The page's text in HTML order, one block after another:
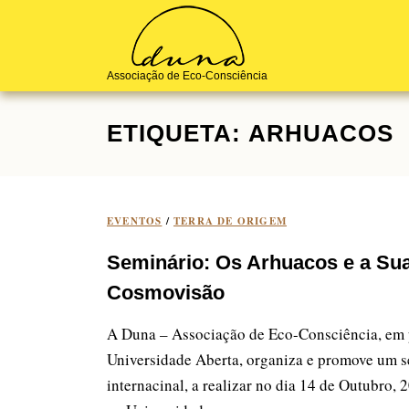
Associação de Eco-Consciência
ETIQUETA: ARHUACOS
EVENTOS /TERRA DE ORIGEM
Seminário: Os Arhuacos e a
Cosmovisão
A Duna – Associação de Eco-Consciência,
Universidade Aberta, organiza e promove um
internacinal, a realizar no dia 14 de Outubro,